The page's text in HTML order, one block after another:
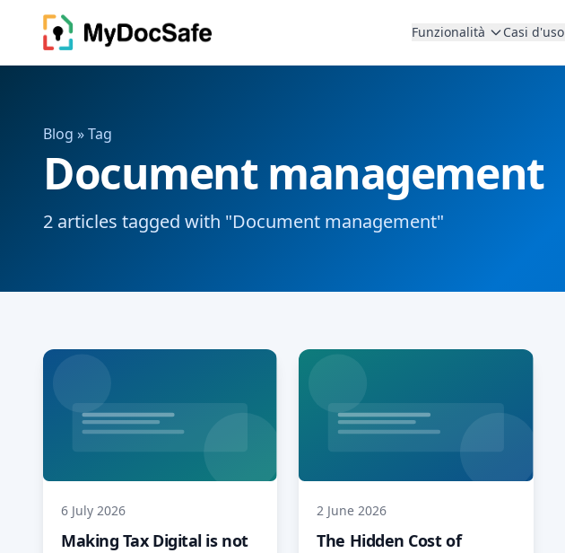
Funzionalità Casi d'uso
Blog » Tag
Document management
2 articles tagged with "Document management"
6 July 2026
Making Tax Digital is not
2 June 2026
The Hidden Cost of